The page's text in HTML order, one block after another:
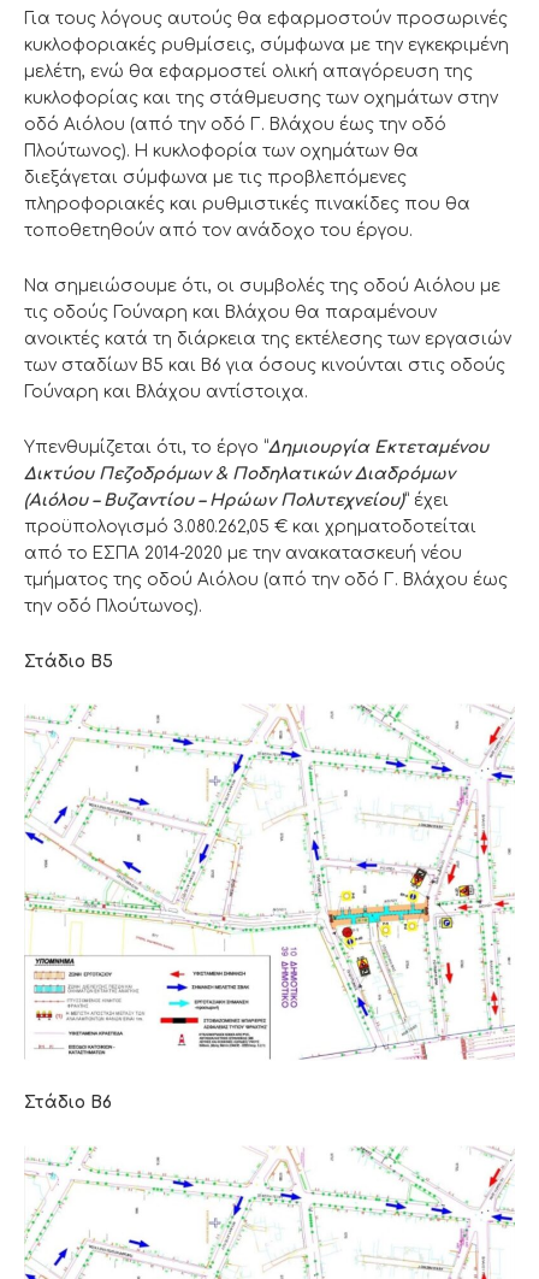
Για τους λόγους αυτούς θα εφαρμοστούν προσωρινές
κυκλοφοριακές ρυθμίσεις, σύμφωνα με την εγκεκριμένη
μελέτη, ενώ θα εφαρμοστεί ολική απαγόρευση της
κυκλοφορίας και της στάθμευσης των οχημάτων στην
οδό Αιόλου (από την οδό Γ. Βλάχου έως την οδό
Πλούτωνος). Η κυκλοφορία των οχημάτων θα
διεξάγεται σύμφωνα με τις προβλεπόμενες
πληροφοριακές και ρυθμιστικές πινακίδες που θα
τοποθετηθούν από τον ανάδοχο του έργου.
Να σημειώσουμε ότι, οι συμβολές της οδού Αιόλου με
τις οδούς Γούναρη και Βλάχου θα παραμένουν
ανοικτές κατά τη διάρκεια της εκτέλεσης των εργασιών
των σταδίων Β5 και Β6 για όσους κινούνται στις οδούς
Γούναρη και Βλάχου αντίστοιχα.
Υπενθυμίζεται ότι, το έργο “Δημιουργία Εκτεταμένου
Δικτύου Πεζοδρόμων & Ποδηλατικών Διαδρόμων
(Αιόλου – Βυζαντίου – Ηρώων Πολυτεχνείου)” έχει
προϋπολογισμό 3.080.262,05 € και χρηματοδοτείται
από το ΕΣΠΑ 2014-2020 με την ανακατασκευή νέου
τμήματος της οδού Αιόλου (από την οδό Γ. Βλάχου έως
την οδό Πλούτωνος).
Στάδιο Β5
Στάδιο Β6